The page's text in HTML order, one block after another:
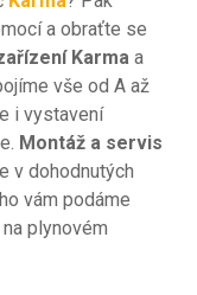
a obraťte se
Karma a
vše od A až
i vystavení
Montáž a servis
v dohodnutých
vám podáme
plynovém